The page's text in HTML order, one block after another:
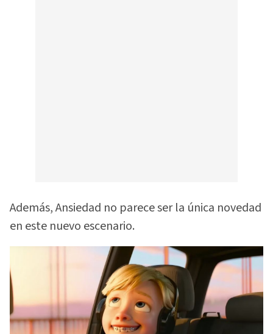
Además, Ansiedad no parece ser la única novedad
en este nuevo escenario.